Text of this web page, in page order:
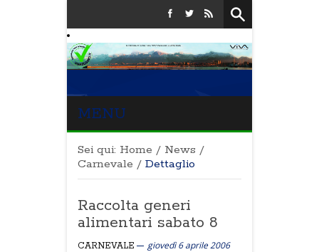
MENU
Sei qui: Home / News /
Carnevale / Dettaglio
Raccolta generi
alimentari sabato 8
CARNEVALE
giovedì 6 aprile 2006